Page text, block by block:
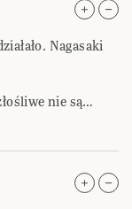
Nagasaki
nie są…